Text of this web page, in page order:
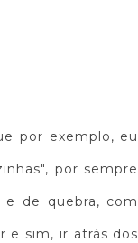
por exemplo, eu
por sempre
de quebra, com
e sim, ir atrás dos